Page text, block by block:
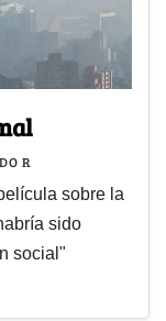
R
sobre la
sido
social"